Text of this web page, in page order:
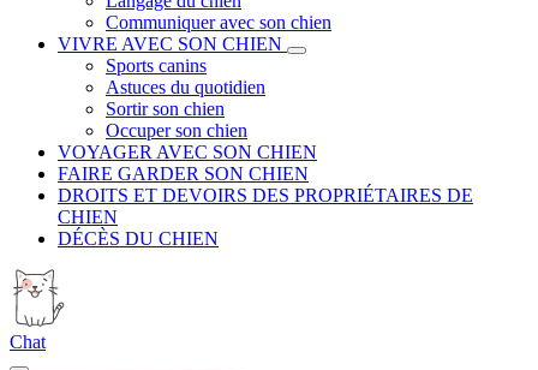
Communiquer avec son chien
VIVRE AVEC SON CHIEN
Sports canins
Astuces du quotidien
Sortir son chien
Occuper son chien
VOYAGER AVEC SON CHIEN
FAIRE GARDER SON CHIEN
DROITS ET DEVOIRS DES PROPRIÉTAIRES DE
CHIEN
DÉCÈS DU CHIEN
Chat